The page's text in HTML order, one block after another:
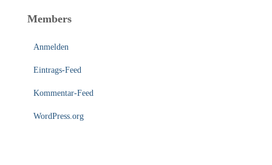
Members
Anmelden
Eintrags-Feed
Kommentar-Feed
WordPress.org